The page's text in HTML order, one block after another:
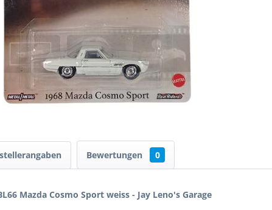
Bewertungen 0
Mazda Cosmo Sport weiss - Jay Leno's Garage